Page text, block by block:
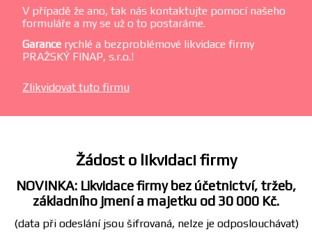
V případě že ano, tak nás kontaktujte pomocí našeho
formuláře a my se už o to postaráme.
Garance rychlé a bezproblémové likvidace firmy
PRAŽSKÝ FINAP, s.r.o.!
Zlikvidovat tuto firmu
Žádost o likvidaci firmy
NOVINKA: Likvidace firmy bez účetnictví, tržeb,
základního jmení a majetku od 30 000 Kč.
(data při odeslání jsou šifrovaná, nelze je odposlouchávat)